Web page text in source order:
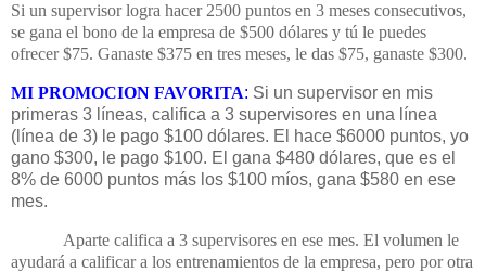
Si un supervisor logra hacer 2500 puntos en 3 meses consecutivos,
se gana el bono de la empresa de $500 dólares y tú le puedes
ofrecer $75. Ganaste $375 en tres meses, le das $75, ganaste $300.
MI PROMOCION FAVORITA: Si un supervisor en mis
primeras 3 líneas, califica a 3 supervisores en una línea
(línea de 3) le pago $100 dólares. El hace $6000 puntos, yo
gano $300, le pago $100. El gana $480 dólares, que es el
8% de 6000 puntos más los $100 míos, gana $580 en ese
mes.
Aparte califica a 3 supervisores en ese mes. El volumen le
ayudará a calificar a los entrenamientos de la empresa, pero por otra